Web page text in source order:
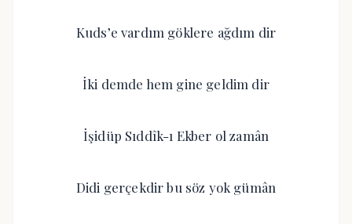
Kuds’e vardım göklere ağdım dir
İki demde hem gine geldim dir
İşidüp Sıddîk-ı Ekber ol zamân
Didi gerçekdir bu söz yok gümân